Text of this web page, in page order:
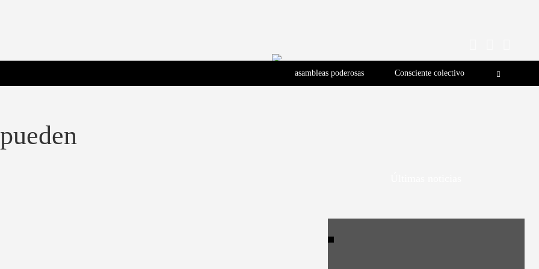
asambleas poderosas Consciente colectivo